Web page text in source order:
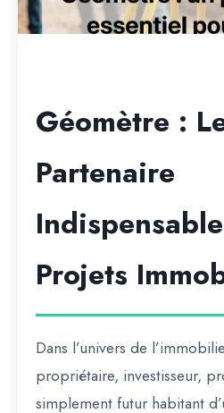
Géomètre :
Partenaire
Projets
Dans l’univers de
propriétaire, investisseur,
simplement futur habitant